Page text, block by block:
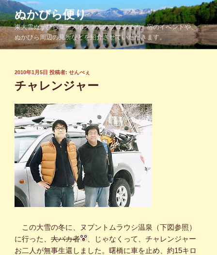
コ
ン
テ
ン
ツ
ぬかびら便り
東大雪ぬかびらユースホステルのブログです。宿のイベントや、
ぬかびら周辺の見所などを紹介させていただきます。
投
日:
2010年1月5日 投稿者: せんべぇ
チャレンジャー
この大雪の冬に、ヌプントムラウシ温泉（下図参照）
に行った、 大バカ者
、じゃなくって、チャレンジャー
お二人が無事生還しました。曙橋に車を止め、約15キロ